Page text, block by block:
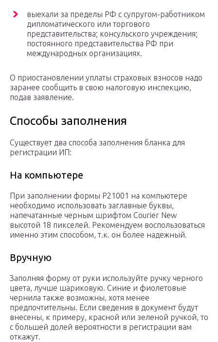
выехали за пределы РФ с супругом-работником
дипломатического или торгового
представительства; консульского учреждения;
постоянного представительства РФ при
международных организациях.
О приостановлении уплаты страховых взносов надо
заранее сообщить в свою налоговую инспекцию,
подав заявление.
Способы заполнения
Существует два способа заполнения бланка для
регистрации ИП:
На компьютере
При заполнении формы Р21001 на компьютере
необходимо использовать заглавные буквы,
напечатанные черным шрифтом Courier New
высотой 18 пикселей. Рекомендуем воспользоваться
именно этим способом, т.к. он более надежный.
Вручную
Заполняя форму от руки используйте ручку черного
цвета, лучше шариковую. Синие и фиолетовые
чернила также возможны, хотя менее
предпочтительны. Если сведения в документ будут
внесены, к примеру, красной или зеленой ручкой, то
с большей долей вероятности в регистрации вам
откажут.